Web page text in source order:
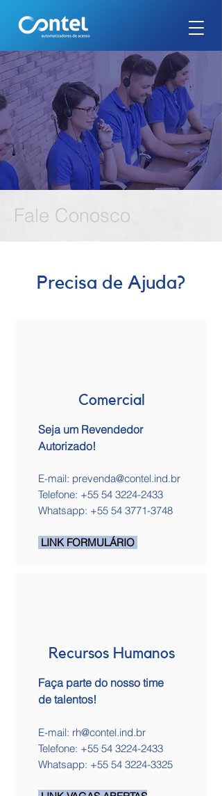
Fale Conosco
Precisa de Ajuda?
Comercial
Seja um Revendedor
Autorizado!
E-mail: prevenda@contel.ind.br
Telefone: +55 54 3224-2433
Whatsapp: +55 54 3771-3748
LINK FORMULÁRIO
Recursos Humanos
Faça parte do nosso time
de talentos!
E-mail: rh@contel.ind.br
Telefone: +55 54 3224-2433
Whatsapp: +55 54 3224-3325